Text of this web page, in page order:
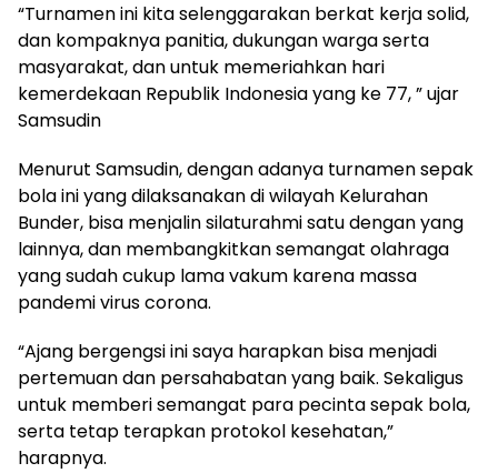
“Turnamen ini kita selenggarakan berkat kerja solid,
dan kompaknya panitia, dukungan warga serta
masyarakat, dan untuk memeriahkan hari
kemerdekaan Republik Indonesia yang ke 77, ” ujar
Samsudin
Menurut Samsudin, dengan adanya turnamen sepak
bola ini yang dilaksanakan di wilayah Kelurahan
Bunder, bisa menjalin silaturahmi satu dengan yang
lainnya, dan membangkitkan semangat olahraga
yang sudah cukup lama vakum karena massa
pandemi virus corona.
“Ajang bergengsi ini saya harapkan bisa menjadi
pertemuan dan persahabatan yang baik. Sekaligus
untuk memberi semangat para pecinta sepak bola,
serta tetap terapkan protokol kesehatan,”
harapnya.